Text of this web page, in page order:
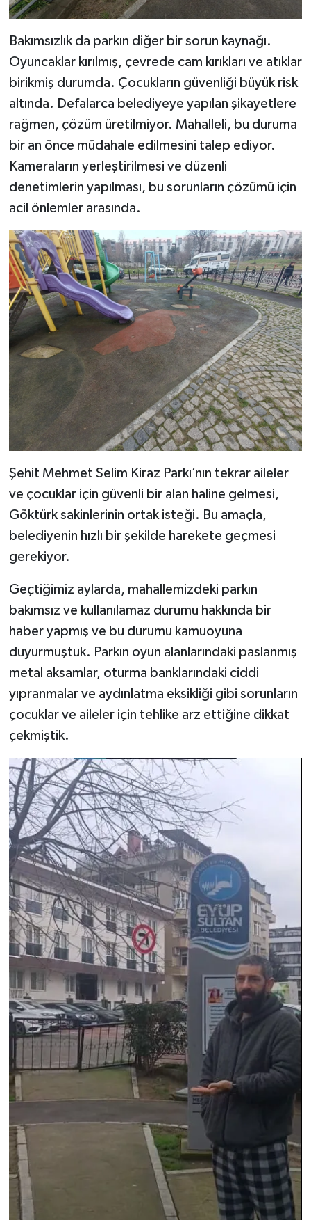
Bakımsızlık da parkın diğer bir sorun kaynağı.
Oyuncaklar kırılmış, çevrede cam kırıkları ve atıklar
birikmiş durumda. Çocukların güvenliği büyük risk
altında. Defalarca belediyeye yapılan şikayetlere
rağmen, çözüm üretilmiyor. Mahalleli, bu duruma
bir an önce müdahale edilmesini talep ediyor.
Kameraların yerleştirilmesi ve düzenli
denetimlerin yapılması, bu sorunların çözümü için
acil önlemler arasında.
Şehit Mehmet Selim Kiraz Parkı’nın tekrar aileler
ve çocuklar için güvenli bir alan haline gelmesi,
Göktürk sakinlerinin ortak isteği. Bu amaçla,
belediyenin hızlı bir şekilde harekete geçmesi
gerekiyor.
Geçtiğimiz aylarda, mahallemizdeki parkın
bakımsız ve kullanılamaz durumu hakkında bir
haber yapmış ve bu durumu kamuoyuna
duyurmuştuk. Parkın oyun alanlarındaki paslanmış
metal aksamlar, oturma banklarındaki ciddi
yıpranmalar ve aydınlatma eksikliği gibi sorunların
çocuklar ve aileler için tehlike arz ettiğine dikkat
çekmiştik.